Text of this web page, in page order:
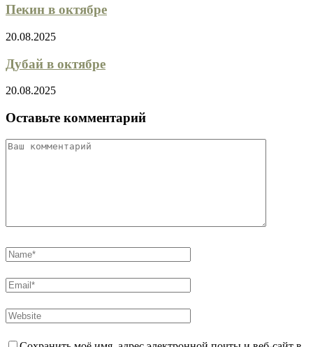
Пекин в октябре
20.08.2025
Дубай в октябре
20.08.2025
Оставьте комментарий